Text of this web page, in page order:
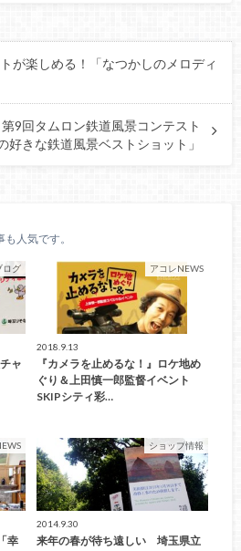
が楽しめる！「なつかしのメロディ
9回タムロン鉄道風景コンテスト
好きな鉄道風景ベストショット」
も人気です。
ログ
ャ
アコレNEWS
2018.9.13
『カメラを止めるな！』ロケ地め
ぐり＆上田慎一郎監督イベント
SKIPシティ彩…
幸
ショップ情報
2014.9.30
来年の春が待ち遠しい 埼玉県立